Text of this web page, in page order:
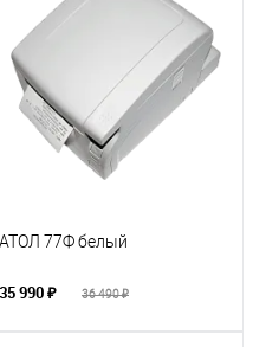
АТОЛ 77Ф белый
35 990 ₽ 36 490 ₽